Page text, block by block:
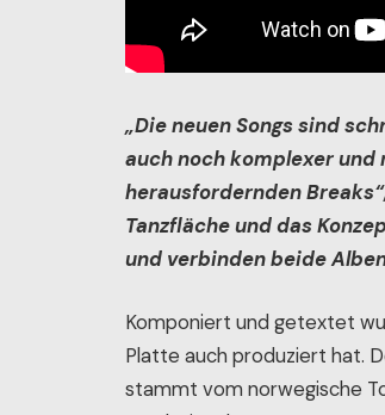
„Die neuen Songs sind
auch noch komplexer
herausfordernden
Tanzfläche und das
und verbinden beide
Komponiert und getextet
Platte auch produziert hat.
stammt vom norwegische